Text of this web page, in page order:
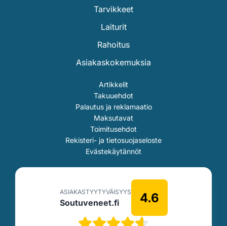
Tarvikkeet
Laiturit
Rahoitus
Asiakaskokemuksia
Artikkelit
Takuuehdot
Palautus ja reklamaatio
Maksutavat
Toimitusehdot
Rekisteri- ja tietosuojaseloste
Evästekäytännöt
ASIAKASTYYTYVÄISYYS
Soutuveneet.fi 4.6